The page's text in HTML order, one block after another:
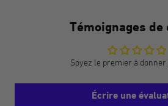
Témoignages de
Soyez le premier à
Écrire une